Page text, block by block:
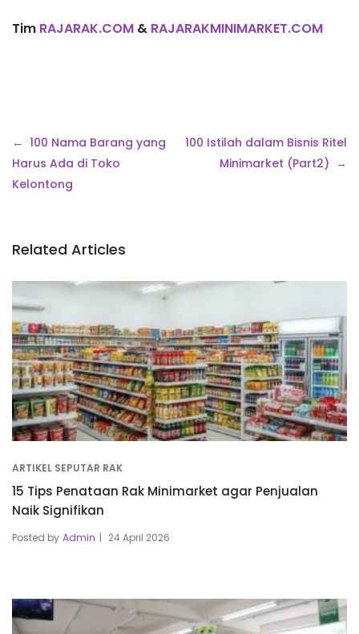
Tim RAJARAK.COM & RAJARAKMINIMARKET.COM
Navigasi
pos
100 Nama Barang yang
Harus Ada di Toko
Kelontong
100 Istilah dalam Bisnis Ritel
Minimarket (Part2)
Related Articles
ARTIKEL SEPUTAR RAK
15 Tips Penataan Rak Minimarket agar Penjualan
Naik Signifikan
Posted by Admin 24 April 2026